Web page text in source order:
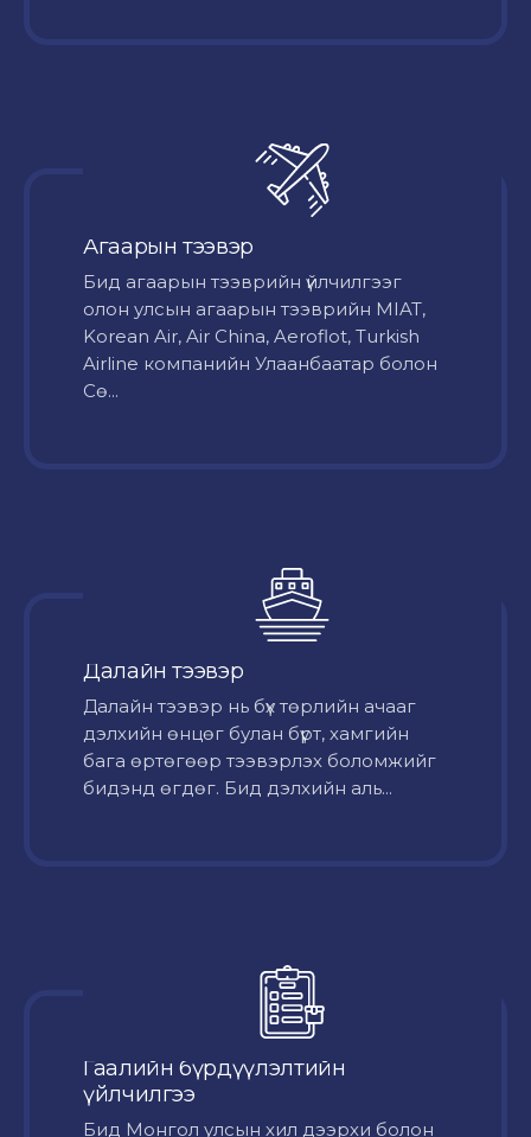
Агаарын тээвэр
Бид агаарын тээврийн үйлчилгээг
олон улсын агаарын тээврийн MIAT,
Korean Air, Air China, Aeroflot, Turkish
Airline компанийн Улаанбаатар болон
Сө...
Далайн тээвэр
Далайн тээвэр нь бүх төрлийн ачааг
дэлхийн өнцөг булан бүрт, хамгийн
бага өртөгөөр тээвэрлэх боломжийг
бидэнд өгдөг. Бид дэлхийн аль...
Гаалийн бүрдүүлэлтийн
үйлчилгээ
Бид Монгол улсын хил дээрхи болон